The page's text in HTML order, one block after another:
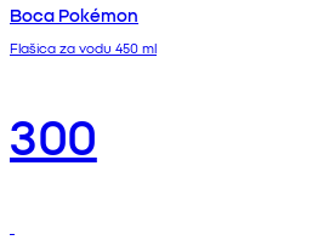
Boca Pokémon
Flašica za vodu 450 ml
300